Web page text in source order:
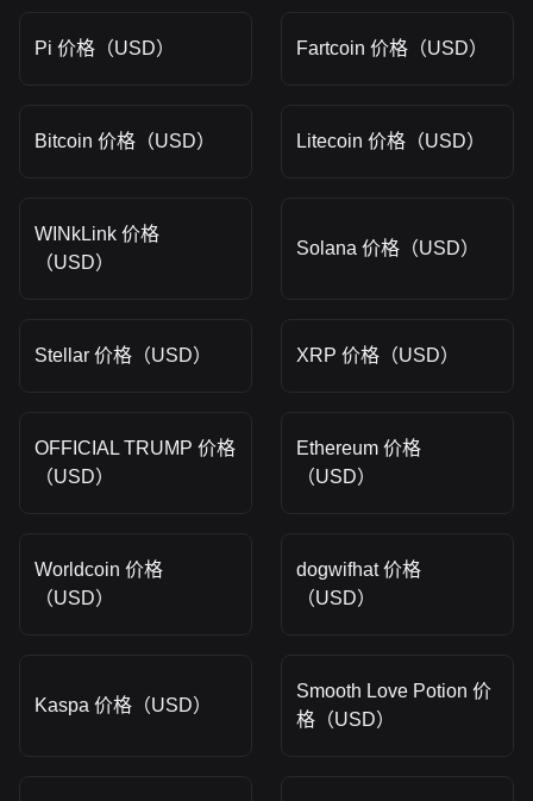
Pi 价格（USD） Fartcoin 价格（USD）
Bitcoin 价格（USD） Litecoin 价格（USD）
WINkLink 价格
（USD）
Solana 价格（USD）
Stellar 价格（USD） XRP 价格（USD）
OFFICIAL TRUMP 价格
（USD）
Ethereum 价格
（USD）
Worldcoin 价格
（USD）
dogwifhat 价格
（USD）
Kaspa 价格（USD）
Smooth Love Potion 价
格（USD）